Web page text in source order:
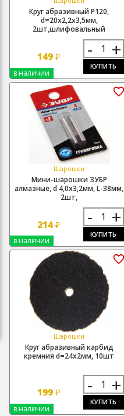
Круг абразивный Р120,
d=20х2,2х3,5мм,
2шт,шлифовальный
149₽ - +
КУПИТЬ
в наличии
Шарошки
Мини-шарошки ЗУБР
алмазные, d 4,0х3,2мм, L-38мм,
2шт,
214₽ - +
КУПИТЬ
в наличии
Шарошки
Круг абразивный карбид
кремния d=24х2мм, 10шт
199₽ - +
КУПИТЬ
в наличии